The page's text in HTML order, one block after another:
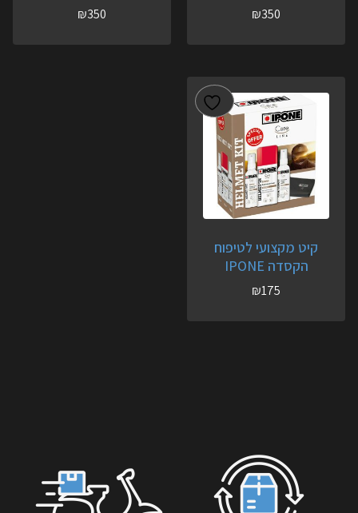
₪350
₪350
קיט מקצועי לטיפוח
הקסדה IPONE
₪175